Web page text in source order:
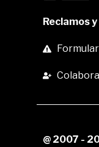
Reclamos
@ 2007 -